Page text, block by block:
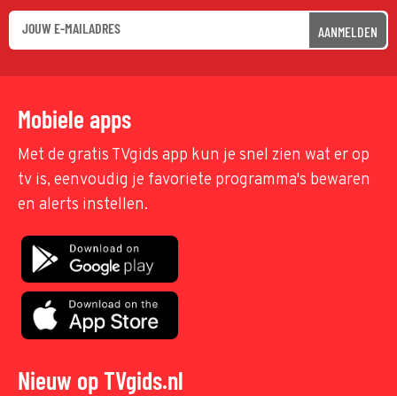
AANMELDEN
Mobiele apps
Met de gratis TVgids app kun je snel zien wat er op
tv is, eenvoudig je favoriete programma's bewaren
en alerts instellen.
Nieuw op TVgids.nl